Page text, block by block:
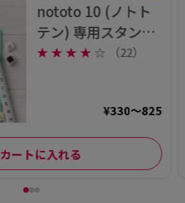
nototo 10 (ノトト
テン) 専用スタンプ
&専用スティック
★ ★ ★ ★ ☆ （22）
¥330～825
カートに入れる